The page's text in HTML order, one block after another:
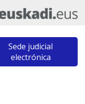
Sede judicial
electrónica